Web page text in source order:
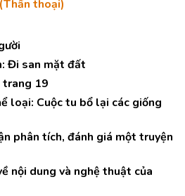
thoại)
Đi san mặt đất
trang 19
loại: Cuộc tu bổ lại các giống
phân tích, đánh giá một truyện
nội dung và nghệ thuật của